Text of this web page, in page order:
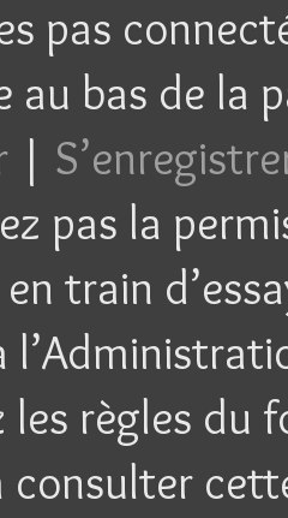
pas
au bas de la
|
pas la
train
les règles du
consulter